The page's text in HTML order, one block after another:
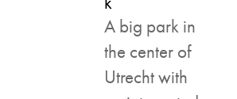
A big park in
the center of
Utrecht with